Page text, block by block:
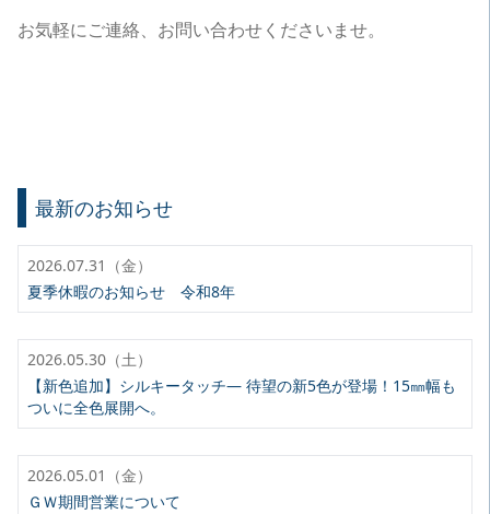
お気軽にご連絡、お問い合わせくださいませ。
最新のお知らせ
2026.07.31（金）
夏季休暇のお知らせ 令和8年
2026.05.30（土）
【新色追加】シルキータッチ— 待望の新5色が登場！15㎜幅も
ついに全色展開へ。
2026.05.01（金）
ＧＷ期間営業について